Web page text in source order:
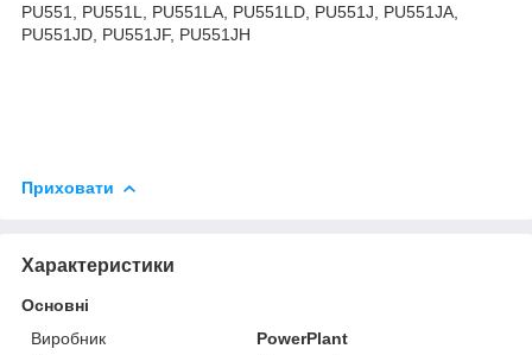
PU551, PU551L, PU551LA, PU551LD, PU551J, PU551JA,
PU551JD, PU551JF, PU551JH
Приховати
Характеристики
Основні
Виробник
PowerPlant